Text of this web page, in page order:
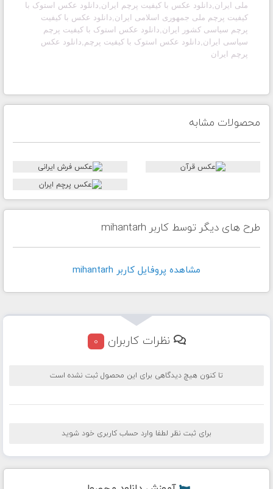
ملی ایران,دانلود عکس با کیفیت پرچم ایران,دانلود عکس استوک با
کیفیت پرچم ملی جمهوری اسلامی ایران,دانلود عکس با کیفیت
پرچم سیاسی کشور ایران,دانلود عکس استوک با کیفیت پرچم
سیاسی ایران,دانلود عکس استوک با کیفیت پرچم,دانلود عکس
پرچم ایران
محصولات مشابه
طرح های دیگر توسط کاربر mihantarh
مشاهده پروفايل کاربر mihantarh
نظرات کاربران 0
تا کنون هیچ دیدگاهی برای این محصول ثبت نشده است
برای ثبت نظر لطفا وارد حساب کاربری خود شوید